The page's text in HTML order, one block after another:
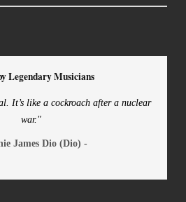
Legendary Musicians
It’s like a cockroach after a nuclear
war."
James Dio (Dio) -